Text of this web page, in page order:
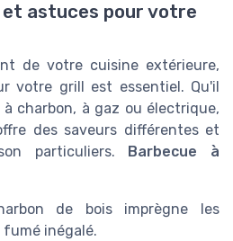
et astuces pour votre
de votre cuisine extérieure,
votre grill est essentiel. Qu'il
charbon, à gaz ou électrique,
des saveurs différentes et
particuliers. Barbecue à
de bois imprègne les
inégalé.